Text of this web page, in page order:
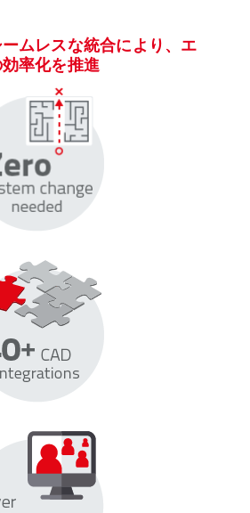
ムレスな統合により、エ
率化を推進